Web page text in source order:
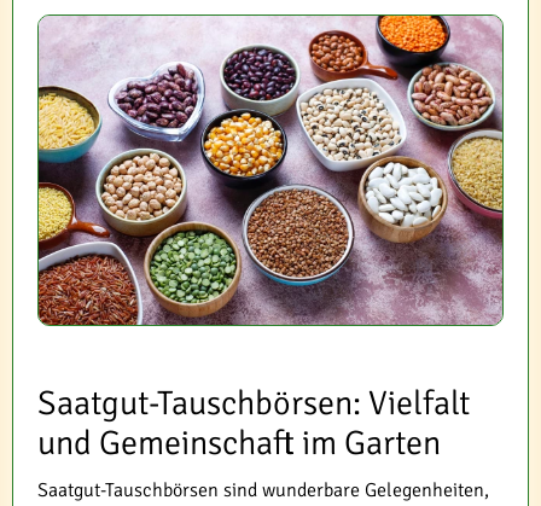
Saatgut-Tauschbörsen: Vielfalt
und Gemeinschaft im Garten
Saatgut-Tauschbörsen sind wunderbare Gelegenheiten,